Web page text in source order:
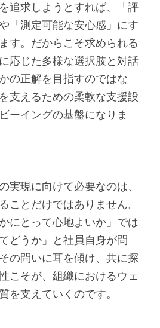
追求しようとすれば、「評
「測定可能な安心感」にす
す。だからこそ求められる
応じた多様な選択肢と対話
の正解を目指すのではな
支えるための柔軟な支援設
ーイングの基盤になりま
実現に向けて必要なのは、
ことだけではありません。
にとって心地よいか」では
どうか」と社員自身が問
の問いに耳を傾け、共に探
こそが、組織におけるウェ
を支えていくのです。